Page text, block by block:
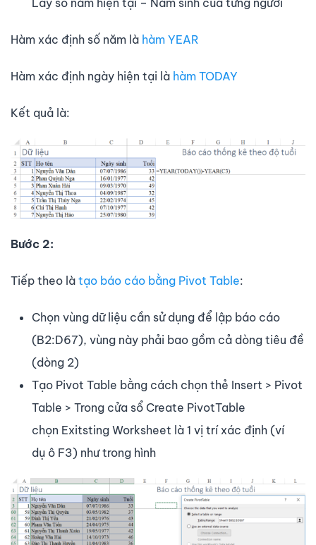
Hàm xác định số năm là hàm YEAR
Hàm xác định ngày hiện tại là hàm TODAY
Kết quả là:
Bước 2:
Tiếp theo là tạo báo cáo bằng Pivot Table:
Chọn vùng dữ liệu cần sử dụng để lập báo cáo
(B2:D67), vùng này phải bao gồm cả dòng tiêu đề
(dòng 2)
Tạo Pivot Table bằng cách chọn thẻ Insert > Pivot
Table > Trong cửa sổ Create PivotTable
chọn Exitsting Worksheet là 1 vị trí xác định (ví
dụ ô F3) như trong hình